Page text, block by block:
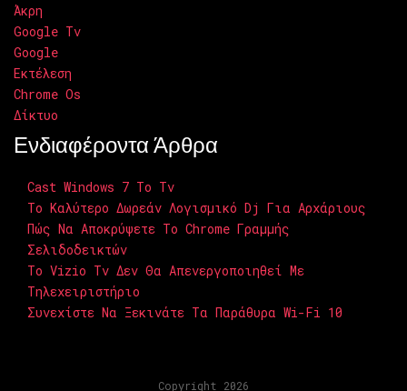
Άκρη
Google Tv
Google
Εκτέλεση
Chrome Os
Δίκτυο
Ενδιαφέροντα Άρθρα
Cast Windows 7 To Tv
Το Καλύτερο Δωρεάν Λογισμικό Dj Για Αρχάριους
Πώς Να Αποκρύψετε Το Chrome Γραμμής
Σελιδοδεικτών
Το Vizio Tv Δεν Θα Απενεργοποιηθεί Με
Τηλεχειριστήριο
Συνεχίστε Να Ξεκινάτε Τα Παράθυρα Wi-Fi 10
Copyright 2026